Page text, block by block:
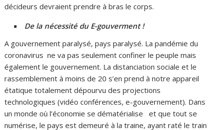
décideurs devraient prendre à bras le corps.
De la nécessité du E-gouverment !
A gouvernement paralysé, pays paralysé. La pandémie du
coronavirus ne va pas seulement confiner le peuple mais
également le gouvernement. La distanciation sociale et le
rassemblement à moins de 20 s’en prend à notre appareil
étatique totalement dépourvu des projections
technologiques (vidéo conférences, e-gouvernement). Dans
un monde où l’économie se dématérialise et que tout se
numérise, le pays est demeuré à la traine, ayant raté le train